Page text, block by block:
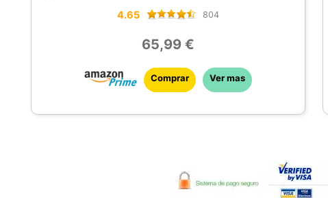
4.65 804
65,99 €
Comprar Ver mas